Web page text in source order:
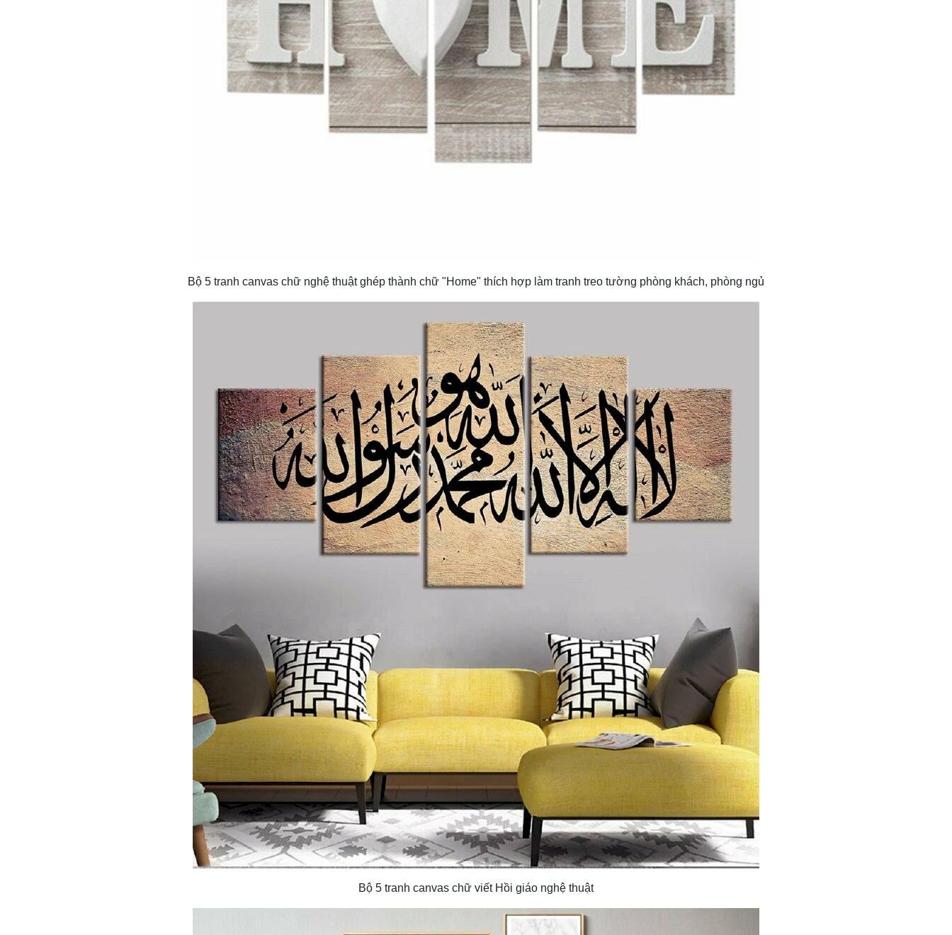
Bộ 5 tranh canvas chữ nghệ thuật ghép thành chữ "Home" thích hợp làm tranh treo tường phòng khách, phòng ngủ
Bộ 5 tranh canvas chữ viết Hồi giáo nghệ thuật